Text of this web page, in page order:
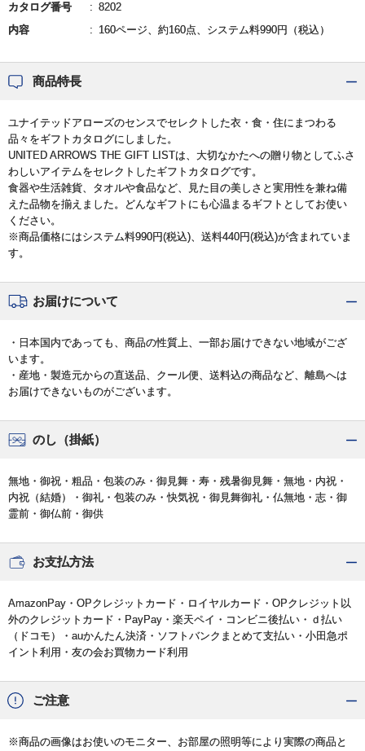
カタログ番号
8202
内容
160ページ、約160点、システム料990円（税込）
商品特長
ユナイテッドアローズのセンスでセレクトした衣・食・住にまつわる
品々をギフトカタログにしました。
UNITED ARROWS THE GIFT LISTは、大切なかたへの贈り物としてふさ
わしいアイテムをセレクトしたギフトカタログです。
食器や生活雑貨、タオルや食品など、見た目の美しさと実用性を兼ね備
えた品物を揃えました。どんなギフトにも心温まるギフトとしてお使い
ください。
※商品価格にはシステム料990円(税込)、送料440円(税込)が含まれていま
す。
お届けについて
・日本国内であっても、商品の性質上、一部お届けできない地域がござ
います。
・産地・製造元からの直送品、クール便、送料込の商品など、離島へは
お届けできないものがございます。
のし（掛紙）
無地・御祝・粗品・包装のみ・御見舞・寿・残暑御見舞・無地・内祝・
内祝（結婚）・御礼・包装のみ・快気祝・御見舞御礼・仏無地・志・御
霊前・御仏前・御供
お支払方法
AmazonPay・OPクレジットカード・ロイヤルカード・OPクレジット以
外のクレジットカード・PayPay・楽天ペイ・コンビニ後払い・ｄ払い
（ドコモ）・auかんたん決済・ソフトバンクまとめて支払い・小田急ポ
イント利用・友の会お買物カード利用
ご注意
※商品の画像はお使いのモニター、お部屋の照明等により実際の商品と